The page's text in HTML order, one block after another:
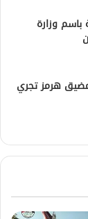
وزارة
هرمز تجري